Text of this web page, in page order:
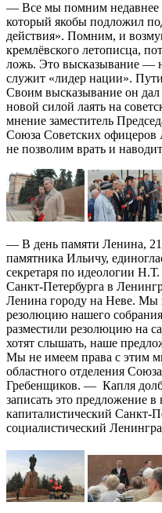
— Все мы помним недавнее
который якобы подложил
действия». Помним, и
кремлёвского летописца,
ложь. Это высказывание —
служит «лидер нации».
Своим высказывание он
новой силой лаять на
мнение заместитель
Союза Советских
не позволим врать и
— В день памяти Ленина, 21
памятника Ильичу,
секретаря по идеологии
Санкт-Петербурга в
Ленина городу на Неве. Мы
резолюцию нашего
разместили резолюцию на
хотят слышать, наше
Мы не имеем права с этим
областного отделения
Гребенщиков. — Капля
записать это предложение
капиталистический Санкт-
социалистический